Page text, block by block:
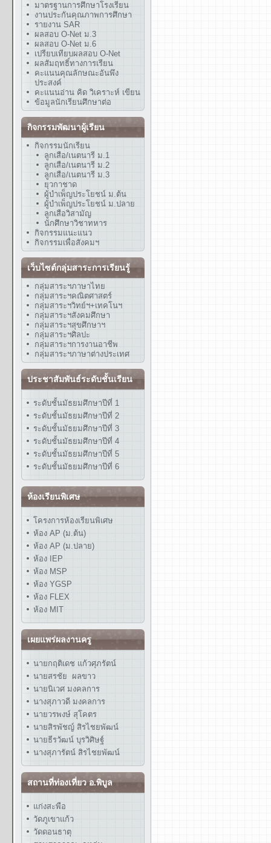
มาตรฐานการศึกษาโรงเรียน
งานประกันคุณภาพการศึกษา
รายงาน SAR
ผลสอบ O-Net ม.3
ผลสอบ O-Net ม.6
เปรียบเทียบผลสอบ O-Net
ผลสัมฤทธิ์ทางการเรียน
คะแนนคุณลักษณะอันพึง
ประสงค์
คะแนนอ่าน คิด วิเคราะห์ เขียน
ข้อมูลนักเรียนศึกษาต่อ
กิจกรรมพัฒนาผู้เรียน
กิจกรรมนักเรียน
ลูกเสือ/เนตนารี ม.1
ลูกเสือ/เนตนารี ม.2
ลูกเสือ/เนตนารี ม.3
ยุวกาชาด
ผู้บำเพ็ญประโยชน์ ม.ต้น
ผู้บำเพ็ญประโยชน์ ม.ปลาย
ลูกเสือวิสามัญ
นักศึกษาวิชาทหาร
กิจกรรมแนะแนว
กิจกรรมเพื่อสังคมฯ
เว็บไซต์กลุ่มสาระการเรียนรู้
กลุ่มสาระฯภาษาไทย
กลุ่มสาระฯคณิตศาสตร์
กลุ่มสาระฯวิทย์ฯ+เทคโนฯ
กลุ่มสาระฯสังคมศึกษา
กลุ่มสาระฯสุขศึกษาฯ
กลุ่มสาระฯศิลปะ
กลุ่มสาระฯการงานอาชีพ
กลุ่มสาระฯภาษาต่างประเทศ
ประชาสัมพันธ์ระดับชั้นเรียน
ระดับชั้นมัธยมศึกษาปีที่ 1
ระดับชั้นมัธยมศึกษาปีที่ 2
ระดับชั้นมัธยมศึกษาปีที่ 3
ระดับชั้นมัธยมศึกษาปีที่ 4
ระดับชั้นมัธยมศึกษาปีที่ 5
ระดับชั้นมัธยมศึกษาปีที่ 6
ห้องเรียนพิเศษ
โครงการห้องเรียนพิเศษ
ห้อง AP (ม.ต้น)
ห้อง AP (ม.ปลาย)
ห้อง IEP
ห้อง MSP
ห้อง YGSP
ห้อง FLEX
ห้อง MIT
เผยแพร่ผลงานครู
นายกฤติเดช แก้วศุภรัตน์
นายสรชัย ผลขาว
นายนิเวศ มงคลการ
นางสุภาวดี มงคลการ
นายวรพงษ์ สุโคตร
นายสิรพัชญ์ สิรไชยพัฒน์
นายธีรวัฒน์ บุรวิศิษฐ์
นางสุภารัตน์ สิรไชยพัฒน์
สถานที่ท่องเที่ยว อ.พิบูล
แก่งสะพือ
วัดภูเขาแก้ว
วัดดอนธาตุ